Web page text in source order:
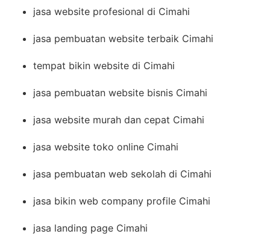
jasa website profesional di Cimahi
jasa pembuatan website terbaik Cimahi
tempat bikin website di Cimahi
jasa pembuatan website bisnis Cimahi
jasa website murah dan cepat Cimahi
jasa website toko online Cimahi
jasa pembuatan web sekolah di Cimahi
jasa bikin web company profile Cimahi
jasa landing page Cimahi